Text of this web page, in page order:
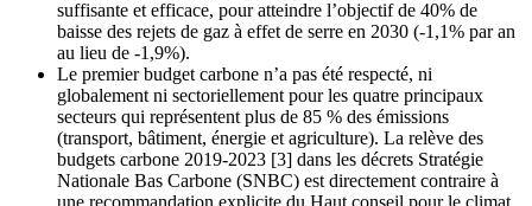
suffisante et efficace, pour atteindre l’objectif de 40% de
baisse des rejets de gaz à effet de serre en 2030 (-1,1% par an
au lieu de -1,9%).
Le premier budget carbone n’a pas été respecté, ni
globalement ni sectoriellement pour les quatre principaux
secteurs qui représentent plus de 85 % des émissions
(transport, bâtiment, énergie et agriculture). La relève des
budgets carbone 2019-2023 [3] dans les décrets Stratégie
Nationale Bas Carbone (SNBC) est directement contraire à